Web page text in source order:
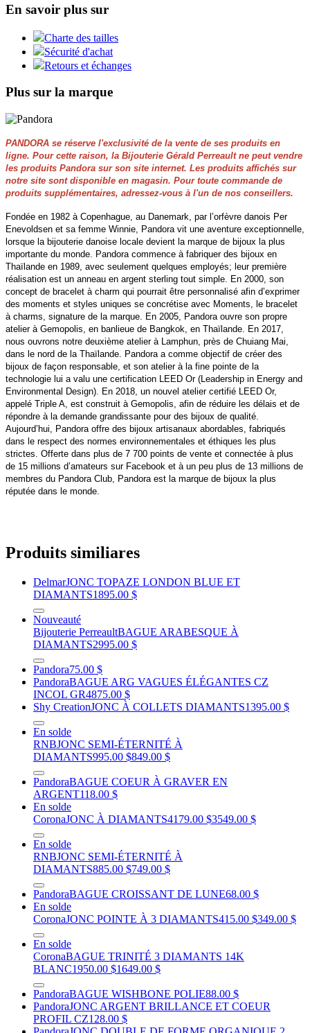
En savoir plus sur
Charte des tailles
Sécurité d'achat
Retours et échanges
Plus sur la marque
PANDORA se réserve l'exclusivité de la vente de ses produits en
ligne. Pour cette raison, la Bijouterie Gérald Perreault ne peut vendre
les produits Pandora sur son site internet. Les produits affichés sur
notre site sont disponible en magasin. Pour toute commande de
produits supplémentaires, adressez-vous à l'un de nos conseillers.
Fondée en 1982 à Copenhague, au Danemark, par l’orfèvre danois Per
Enevoldsen et sa femme Winnie, Pandora vit une aventure exceptionnelle,
lorsque la bijouterie danoise locale devient la marque de bijoux la plus
importante du monde. Pandora commence à fabriquer des bijoux en
Thaïlande en 1989, avec seulement quelques employés; leur première
réalisation est un anneau en argent sterling tout simple. En 2000, son
concept de bracelet à charm qui pourrait être personnalisé afin d’exprimer
des moments et styles uniques se concrétise avec Moments, le bracelet
à charms, signature de la marque. En 2005, Pandora ouvre son propre
atelier à Gemopolis, en banlieue de Bangkok, en Thaïlande. En 2017,
nous ouvrons notre deuxième atelier à Lamphun, près de Chuiang Mai,
dans le nord de la Thaïlande. Pandora a comme objectif de créer des
bijoux de façon responsable, et son atelier à la fine pointe de la
technologie lui a valu une certification LEED Or (Leadership in Energy and
Environmental Design). En 2018, un nouvel atelier certifié LEED Or,
appelé Triple A, est construit à Gemopolis, afin de réduire les délais et de
répondre à la demande grandissante pour des bijoux de qualité.
Aujourd’hui, Pandora offre des bijoux artisanaux abordables, fabriqués
dans le respect des normes environnementales et éthiques les plus
strictes. Offerte dans plus de 7 700 points de vente et connectée à plus
de 15 millions d’amateurs sur Facebook et à un peu plus de 13 millions de
membres du Pandora Club, Pandora est la marque de bijoux la plus
réputée dans le monde.
Produits similiares
DelmarJONC TOPAZE LONDON BLUE ET
DIAMANTS1895.00 $
Nouveauté
Bijouterie PerreaultBAGUE ARABESQUE À
DIAMANTS2995.00 $
Pandora75.00 $
PandoraBAGUE ARG VAGUES ÉLÉGANTES CZ
INCOL GR4875.00 $
Shy CreationJONC À COLLETS DIAMANTS1395.00 $
En solde
RNBJONC SEMI-ÉTERNITÉ À
DIAMANTS995.00 $849.00 $
PandoraBAGUE COEUR À GRAVER EN
ARGENT118.00 $
En solde
CoronaJONC À DIAMANTS4179.00 $3549.00 $
En solde
RNBJONC SEMI-ÉTERNITÉ À
DIAMANTS885.00 $749.00 $
PandoraBAGUE CROISSANT DE LUNE68.00 $
En solde
CoronaJONC POINTE À 3 DIAMANTS415.00 $349.00 $
En solde
CoronaBAGUE TRINITÉ 3 DIAMANTS 14K
BLANC1950.00 $1649.00 $
PandoraBAGUE WISHBONE POLIE88.00 $
PandoraJONC ARGENT BRILLANCE ET COEUR
PROFIL CZ128.00 $